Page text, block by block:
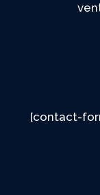
[contact-